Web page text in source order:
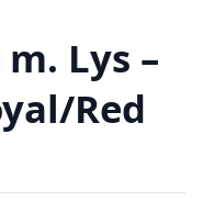
Lys –
Red